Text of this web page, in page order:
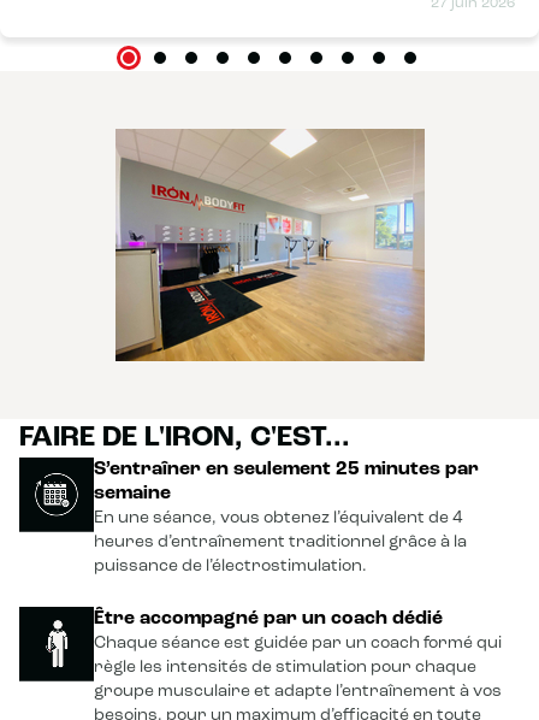
27 juin 2026
FAIRE DE L'IRON, C'EST...
S’entraîner en seulement 25 minutes par
semaine
En une séance, vous obtenez l’équivalent de 4
heures d’entraînement traditionnel grâce à la
puissance de l’électrostimulation.
Être accompagné par un coach dédié
Chaque séance est guidée par un coach formé qui
règle les intensités de stimulation pour chaque
groupe musculaire et adapte l’entraînement à vos
besoins, pour un maximum d’efficacité en toute